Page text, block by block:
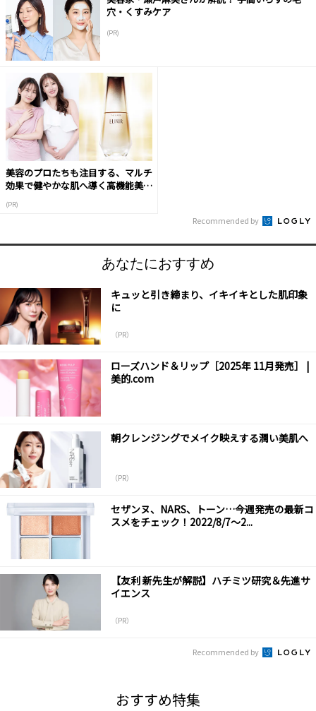
穴・くすみケア
(PR)
美容のプロたちも注目する、マルチ
効果で健やかな肌へ導く高機能美容
(PR)
Recommended by
あなたにおすすめ
キュッと引き締まり、イキイキとした肌印象
に
（PR）
ローズハンド＆リップ［2025年 11月発売］ |
美的.com
朝クレンジングでメイク映えする潤い美肌へ
（PR）
セザンヌ、NARS、トーン…今週発売の最新コ
スメをチェック！2022/8/7～2...
【友利 新先生が解説】ハチミツ研究＆先進サ
イエンス
（PR）
Recommended by
おすすめ特集